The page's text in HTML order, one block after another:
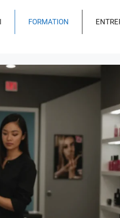
FORMATION